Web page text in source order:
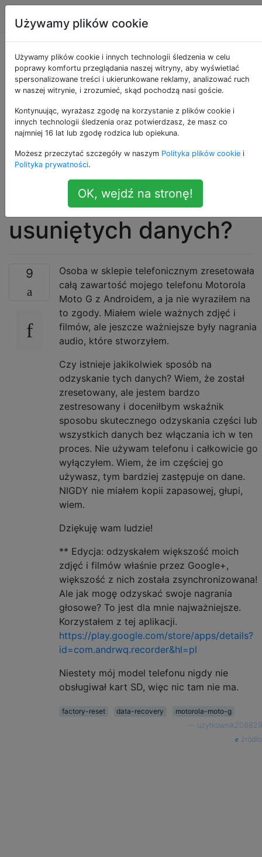
Android Tagi
Mój telefon z
Androidem jest
całkowicie
zresetowany, jaki jest
najlepszy sposób na
odzyskanie
usuniętych danych?
9
Osoba w sklepie telefonicznym zresetowała
całą zawartość mojego telefonu Motorola
Moto G z Androidem, a ja nie wyraziłem na
to zgody. Miałem wiele ważnych zdjęć i
filmów, ale jeszcze ważniejsze były nagrania
audio, które stworzyłem.
Czy istnieje jakikolwiek sposób na
odzyskanie tych danych? Wiem, że został
zresetowany, ale jestem bardzo
zestresowany i doceniłbym wskaźnik
sposobu skutecznego odzyskania części lub
wszystkich danych bez włączania ich w ten
proces. Nie używam telefonu i całkowicie go
wyłączyłem. Wiem, że im częściej go
używasz, tym bardziej zastępuje on dane.
NIGDY nie miałem kopii zapasowej, głupi,
wiem.
Dziękuję wam ludzie!
** Edycja: odzyskałem większość moich
zdjęć i filmów właśnie przez Google+,
większość z nich została zsynchronizowana!
Ale jak mogę odzyskać swoje nagrania
głosowe? To jest dla mnie najważniejsze.
Korzystałem z tej aplikacji.
https://play.google.com/store/apps/details?
id=com.andrwq.recorder&hl=pl
Niestety mój model telefonu nigdy nie
obsługiwał kart SD, więc nic tam nie ma.
factory-reset data-recovery
motorola-moto-g
użytkownik208829
źródło
Używamy plików cookie
Używamy plików cookie i innych technologii śledzenia w celu
poprawy komfortu przeglądania naszej witryny, aby wyświetlać
spersonalizowane treści i ukierunkowane reklamy, analizować ruch
w naszej witrynie, i zrozumieć, skąd pochodzą nasi goście.
Kontynuując, wyrażasz zgodę na korzystanie z plików cookie i
innych technologii śledzenia oraz potwierdzasz, że masz co
najmniej 16 lat lub zgodę rodzica lub opiekuna.
Możesz przeczytać szczegóły w naszym Polityka plików cookie i
Polityka prywatności.
OK, wejdź na stronę!